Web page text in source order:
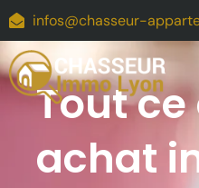
infos@chasseur-
Tout
achat